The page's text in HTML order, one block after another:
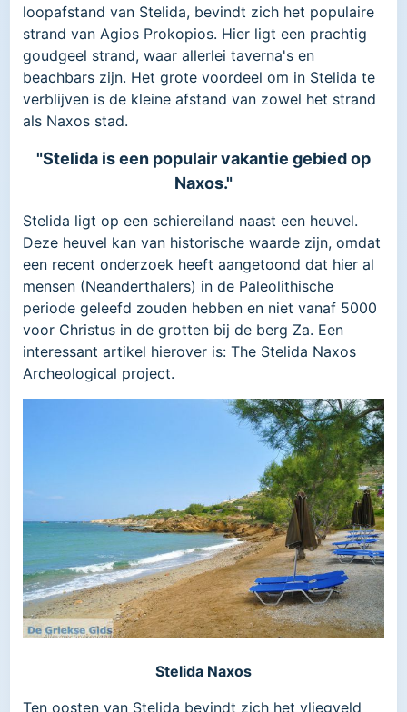
loopafstand van Stelida, bevindt zich het populaire
strand van Agios Prokopios. Hier ligt een prachtig
goudgeel strand, waar allerlei taverna's en
beachbars zijn. Het grote voordeel om in Stelida te
verblijven is de kleine afstand van zowel het strand
als Naxos stad.
"Stelida is een populair vakantie gebied op
Naxos."
Stelida ligt op een schiereiland naast een heuvel.
Deze heuvel kan van historische waarde zijn, omdat
een recent onderzoek heeft aangetoond dat hier al
mensen (Neanderthalers) in de Paleolithische
periode geleefd zouden hebben en niet vanaf 5000
voor Christus in de grotten bij de berg Za. Een
interessant artikel hierover is: The Stelida Naxos
Archeological project.
Stelida Naxos
Ten oosten van Stelida bevindt zich het vliegveld